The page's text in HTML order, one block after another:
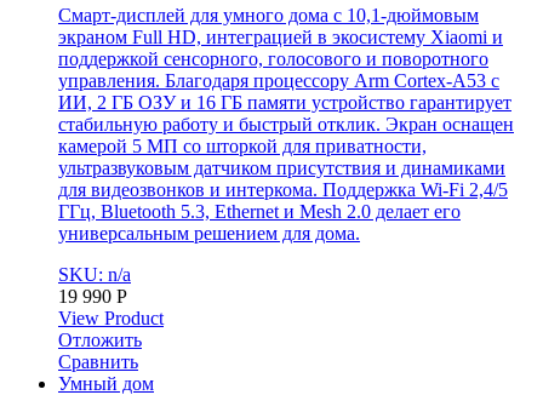
Смарт-дисплей для умного дома с 10,1-дюймовым
экраном Full HD, интеграцией в экосистему Xiaomi и
поддержкой сенсорного, голосового и поворотного
управления. Благодаря процессору Arm Cortex-A53 с
ИИ, 2 ГБ ОЗУ и 16 ГБ памяти устройство гарантирует
стабильную работу и быстрый отклик. Экран оснащен
камерой 5 МП со шторкой для приватности,
ультразвуковым датчиком присутствия и динамиками
для видеозвонков и интеркома. Поддержка Wi-Fi 2,4/5
ГГц, Bluetooth 5.3, Ethernet и Mesh 2.0 делает его
универсальным решением для дома.
SKU: n/a
19 990 Р
View Product
Отложить
Сравнить
Умный дом